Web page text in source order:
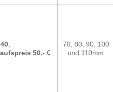
,
50.- €
70, 80, 90, 100
und 110mm